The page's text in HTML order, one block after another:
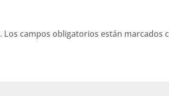
Los campos obligatorios están marcados